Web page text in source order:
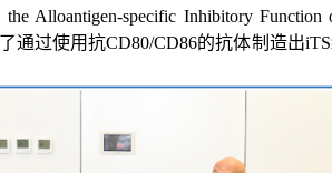
the Alloantigen-specific Inhibitory
通过使用抗CD80/CD86的抗体制造出iTS